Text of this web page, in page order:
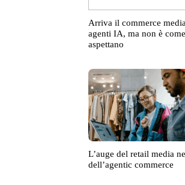
Arriva il commerce
agenti IA, ma non è
aspettano
L’auge del retail media
dell’agentic commerce